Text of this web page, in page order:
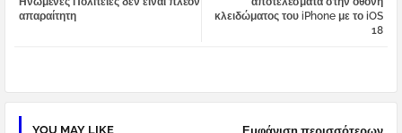
pp
κλειδώματος του iPhone με το iOS
18
απαραίτητη
YOU MAY LIKE